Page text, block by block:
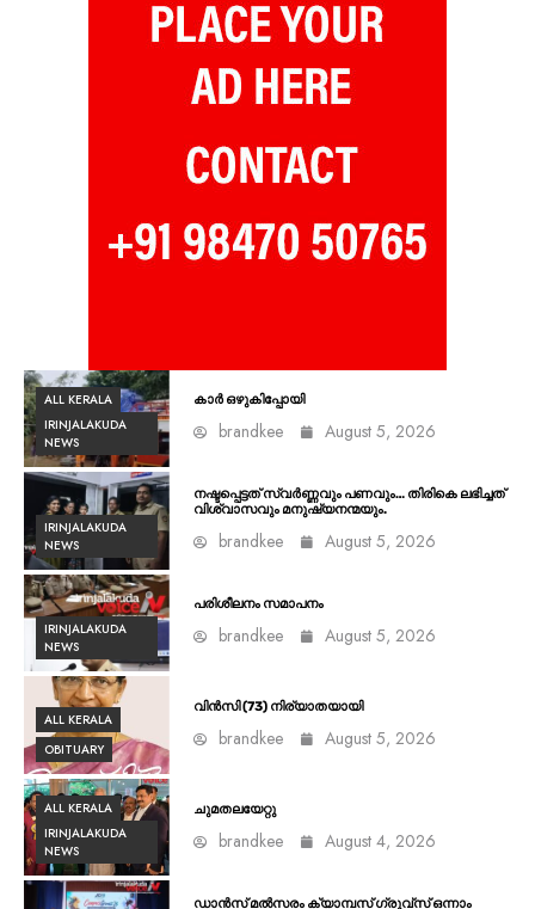
ALL KERALA
IRINJALAKUDA
NEWS
കാർ ഒഴുകിപ്പോയി
brandkee August 5, 2026
IRINJALAKUDA
NEWS
നഷ്ടപ്പെട്ടത് സ്വർണ്ണവും പണവും… തിരികെ ലഭിച്ചത്
വിശ്വാസവും മനുഷ്യനന്മയും.
brandkee August 5, 2026
IRINJALAKUDA
NEWS
പരിശീലനം സമാപനം
brandkee August 5, 2026
ALL KERALA
OBITUARY
വിൻസി (73) നിര്യാതയായി
brandkee August 5, 2026
ALL KERALA
IRINJALAKUDA
NEWS
ചുമതലയേറ്റു
brandkee August 4, 2026
ഡാൻസ് മൽസരം ക്യാമ്പസ് ഗ്രൂവ്സ് ഒന്നാം